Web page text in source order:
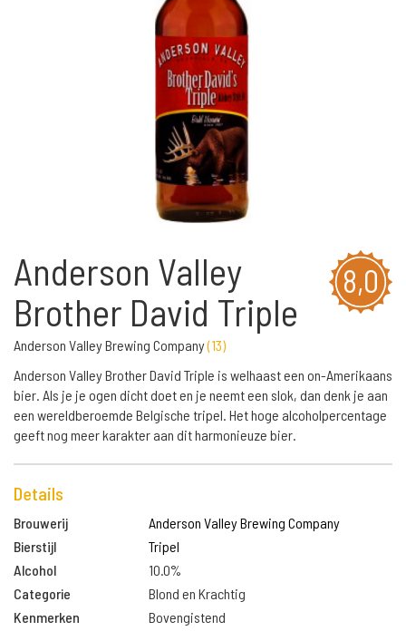
8,0
Anderson Valley
Brother David Triple
Anderson Valley Brewing Company(13)
Anderson Valley Brother David Triple is welhaast een on-Amerikaans
bier. Als je je ogen dicht doet en je neemt een slok, dan denk je aan
een wereldberoemde Belgische tripel. Het hoge alcoholpercentage
geeft nog meer karakter aan dit harmonieuze bier.
Details
Brouwerij
Anderson Valley Brewing Company
Bierstijl
Tripel
Alcohol
10.0%
Categorie
Blond en Krachtig
Kenmerken
Bovengistend